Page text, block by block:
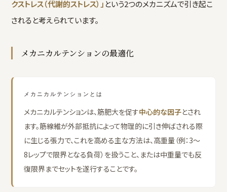
クストレス（代謝的ストレス）」 という2つのメカニズムで引き起こ
されると考えられています。
メカニカルテンションの最適化
メカニカルテンションとは
メカニカルテンションは、筋肥大を促す中心的な因子とされ
ます。筋線維が外部抵抗によって物理的に引き伸ばされる際
に生じる張力で、これを高める主な方法は、高重量（例：3〜
8レップで限界となる負荷）を扱うこと、または中重量でも反
復限界までセットを遂行することです。